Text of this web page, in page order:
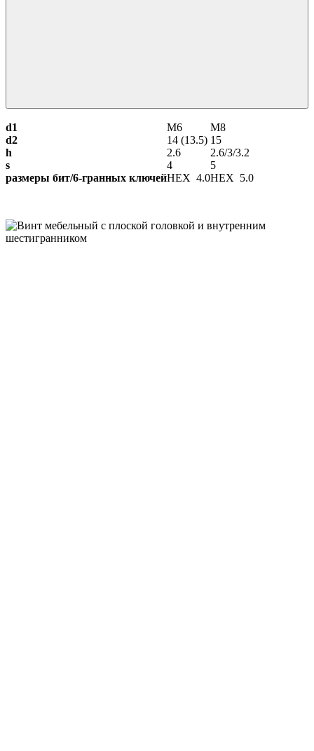
d1 М6
М8
d2
14 (13.5) 15
h
2.6
2.6/3/3.2
s
4
5
размеры бит/6-гранных ключейHEX 4.0HEX 5.0